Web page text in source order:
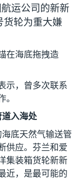
运公司的新新
货轮为重大嫌
在海底拖拽造
示，曾多次联系
。
入海处
底天然气输送管
供应。芬兰和爱
集装箱货轮新新
近，是最可能的